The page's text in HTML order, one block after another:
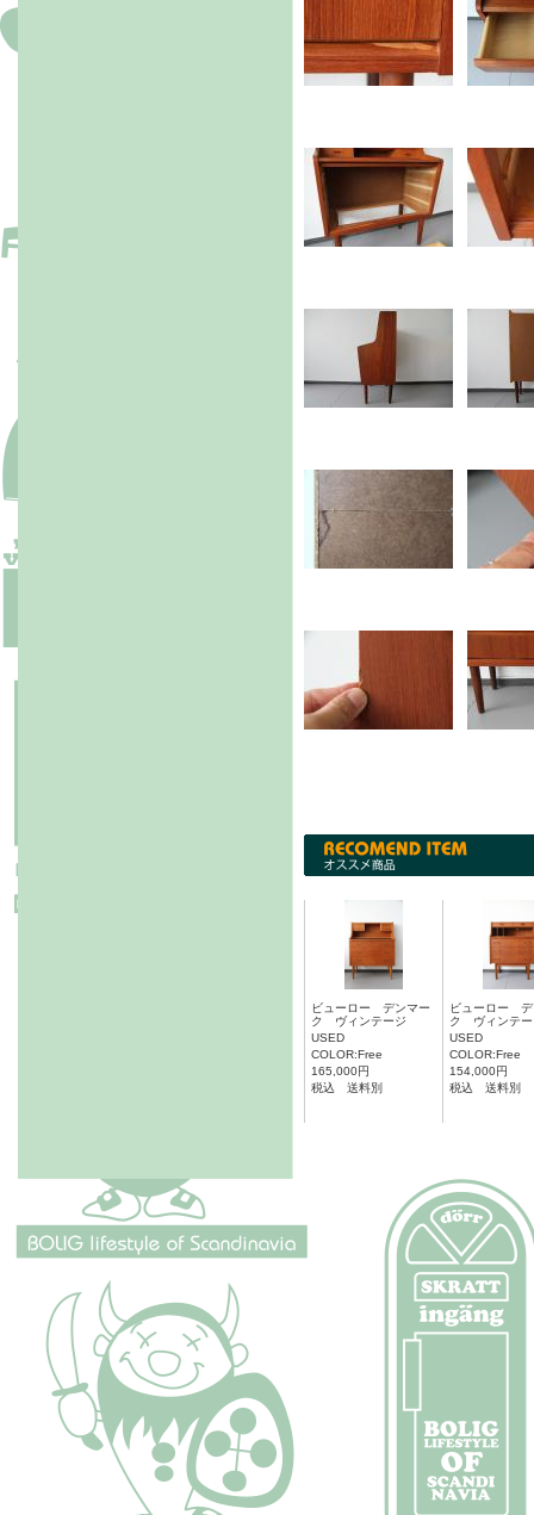
ビューロー デンマー
ク ヴィンテージ
USED
COLOR:Free
165,000円
税込 送料別
ビューロー デ
ク ヴィンテー
USED
COLOR:Free
154,000円
税込 送料別